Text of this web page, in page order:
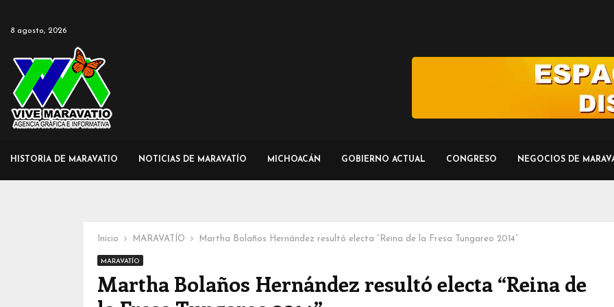
8 agosto, 2026
HISTORIA DE MARAVATIO NOTICIAS DE MARAVATÍO MICHOACÁN GOBIERNO ACTUAL CONGRESO NEGOCIOS DE
Inicio MARAVATÍO Martha Bolaños Hernández resultó electa “Reina de la Fresa Tungareo 2014”
MARAVATÍO
Martha Bolaños Hernández resultó electa “Reina de